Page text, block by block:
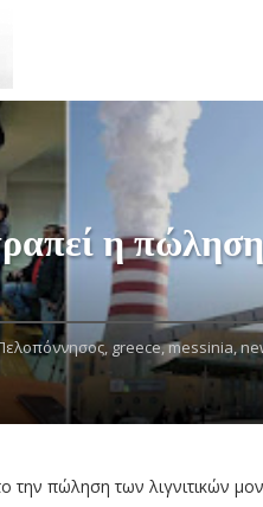
η
greece,messinia,
πώληση των λιγνιτικών